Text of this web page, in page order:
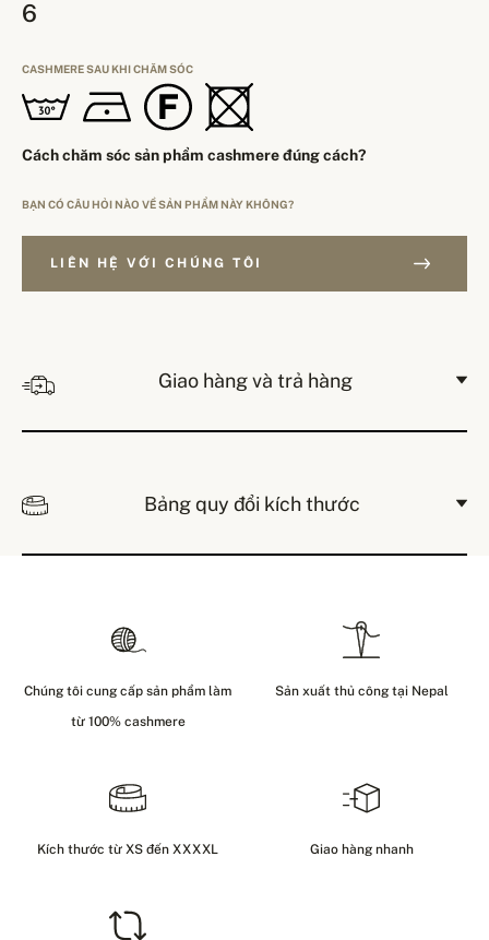
6
CASHMERE SAU KHI CHĂM SÓC
Cách chăm sóc sản phẩm cashmere đúng cách?
BẠN CÓ CÂU HỎI NÀO VỀ SẢN PHẨM NÀY KHÔNG?
LIÊN HỆ VỚI CHÚNG TÔI
Giao hàng và trả hàng
Bảng quy đổi kích thước
Chúng tôi cung cấp sản phẩm làm
từ 100% cashmere
Sản xuất thủ công tại Nepal
Kích thước từ XS đến XXXXL Giao hàng nhanh